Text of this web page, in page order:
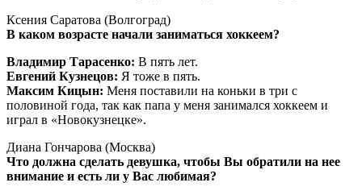
Ксения Саратова (Волгоград)
В каком возрасте начали заниматься хоккеем?
Владимир Тарасенко: В пять лет.
Евгений Кузнецов: Я тоже в пять.
Максим Кицын: Меня поставили на коньки в три с
половиной года, так как папа у меня занимался хоккеем и
играл в «Новокузнецке».
Диана Гончарова (Москва)
Что должна сделать девушка, чтобы Вы обратили на нее
внимание и есть ли у Вас любимая?